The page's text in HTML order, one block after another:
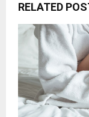
RELATED